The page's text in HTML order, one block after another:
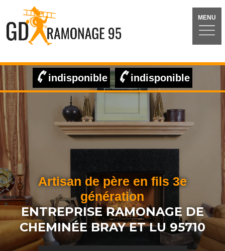
MENU
indisponible indisponible
Artisan de père en fils 3e
génération
ENTREPRISE RAMONAGE DE
CHEMINÉE BRAY ET LU 95710